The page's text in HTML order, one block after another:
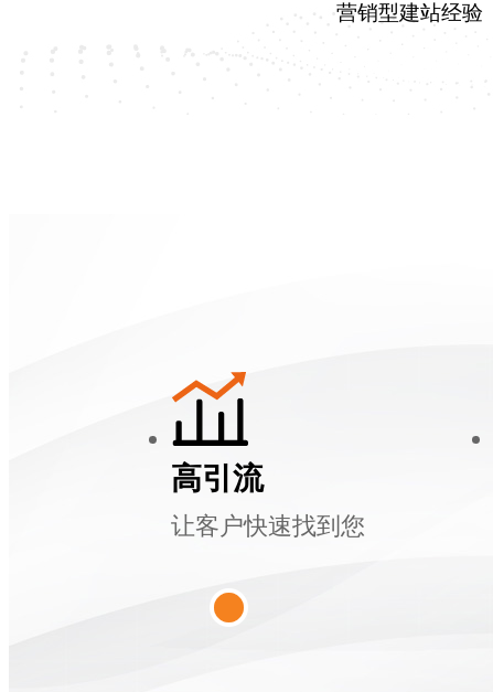
营销型建站经验
高引流
让客户快速找到您